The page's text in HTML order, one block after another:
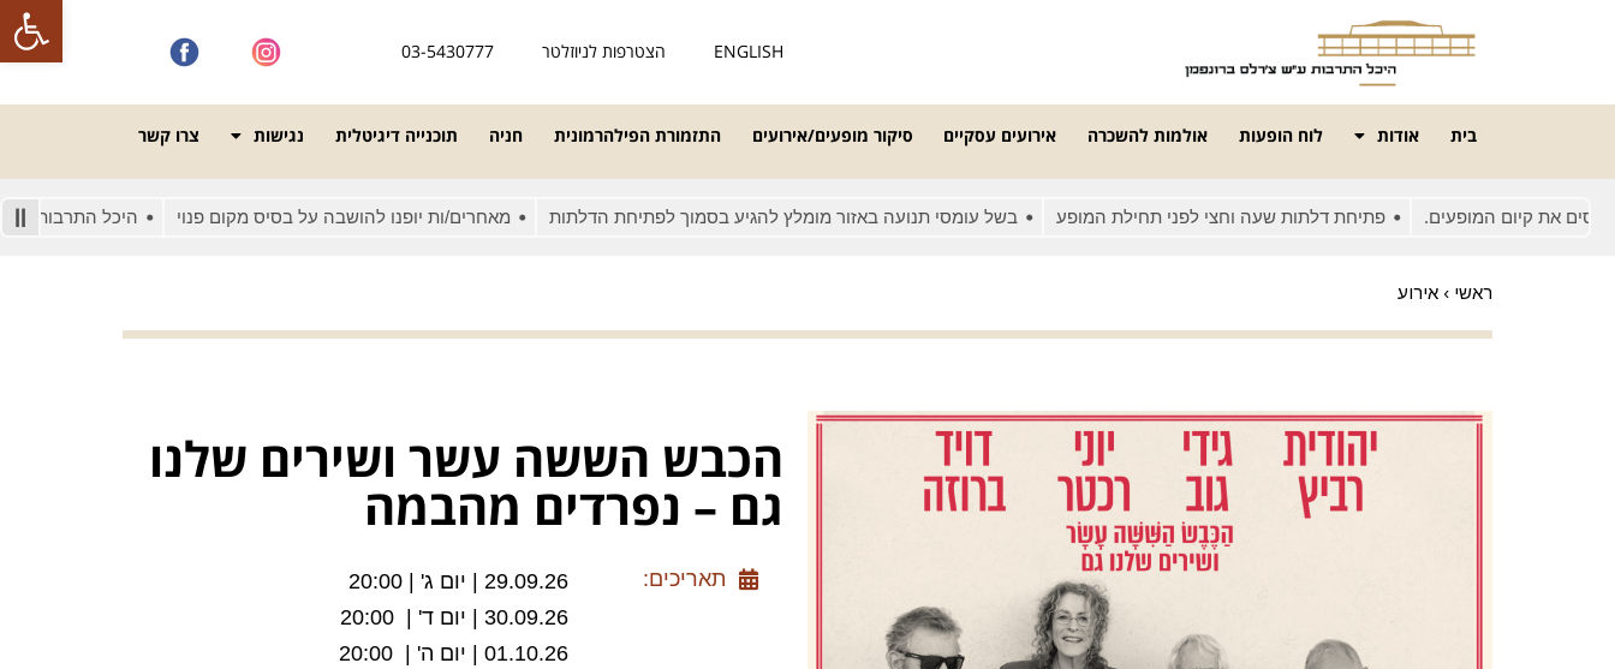
פתח
ENGLISH הצטרפות לניוזלטר 03-5430777
בית אודות לוח הופעות אולמות להשכרה אירועים עסקיים סיקור מופעים/אירועים התזמורת הפילהרמונית חניה תוכנייה דיגיטלית נגישות צרו קשר
קיום המופעים. פתיחת דלתות שעה וחצי לפני תחילת המופע בשל עומסי תנועה באזור מומלץ להגיע בסמוך לפתיחת הדלתות מאחרים/ות יופנו להושבה על בסיס מקום פנוי היכל התרבות מונגש
ראשי › אירוע
הכבש הששה עשר ושירים שלנו
גם – נפרדים מהבמה
תאריכים:
29.09.26 | יום ג' | 20:00
30.09.26 | יום ד' | 20:00
01.10.26 | יום ה' | 20:00